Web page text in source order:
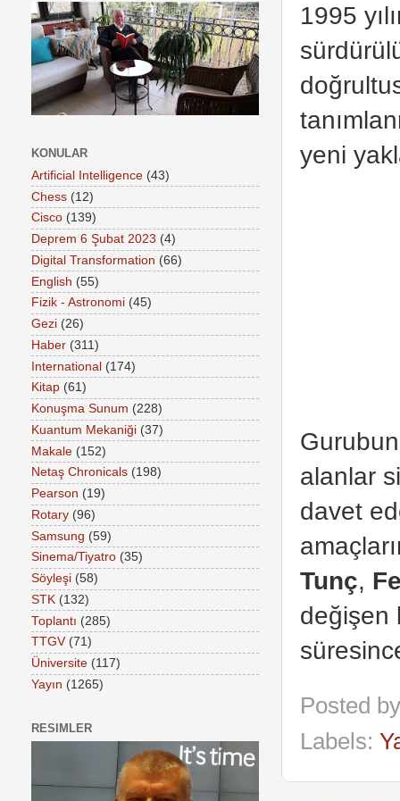
1995
yeni
alanlar
davet
Tunç,
değişen
Posted
Labels:
KONULAR
Artificial Intelligence (43)
Chess (12)
Cisco (139)
Deprem 6 Şubat 2023 (4)
Digital Transformation (66)
English (55)
Fizik - Astronomi (45)
Gezi (26)
Haber (311)
International (174)
Kitap (61)
Konuşma Sunum (228)
Kuantum Mekaniği (37)
Makale (152)
Netaş Chronicals (198)
Pearson (19)
Rotary (96)
Samsung (59)
Sinema/Tiyatro (35)
Söyleşi (58)
STK (132)
Toplantı (285)
TTGV (71)
Üniversite (117)
Yayın (1265)
RESIMLER